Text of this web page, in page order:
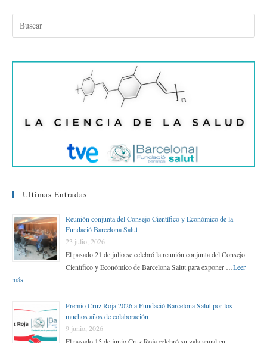
bo
ok
tte
r
ed
In
ailm
pa
r
Últimas Entradas
Reunión conjunta del Consejo Científico y Económico de la
Fundació Barcelona Salut
23 julio, 2026
El pasado 21 de julio se celebró la reunión conjunta del Consejo
Científico y Económico de Barcelona Salut para exponer … Leer
más
Premio Cruz Roja 2026 a Fundació Barcelona Salut por los
muchos años de colaboración
9 junio, 2026